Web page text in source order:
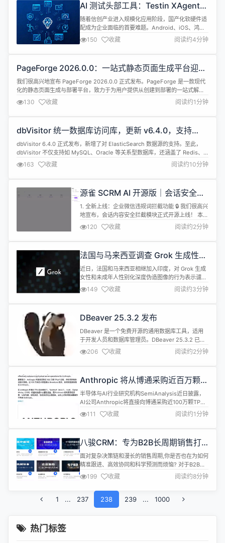
以登录「小程序后台（mp.weixin.qq.com）-行业...
AI 测试头部工具：Testin XAgent
如何帮信创企业实现智能化测试升级
随着信创产业进入规模化应用阶段，国产化软硬件适
配成为企业面临的首要难题。Android、iOS、鸿蒙
以及各类国产 IoT 终端的多样化，导致跨平台兼容性
验证困难重重。据统计，传统自动化测试在面对频繁
的版本更迭时，维护成本往往会增加 300%。在信创
多端适配累”的僵局，成为行业关注的焦点。 一、 技
术深潜：多...
150 收藏 阅读约4分钟
PageForge 2026.0.0：一站式静态页面生成平台迎来
构建效率革命
我们很高兴地宣布 PageForge 2026.0.0 正式发布。PageForge 是一款现代
化的静态页面生成与部署平台，致力于为用户提供从创建到部署的一站式解决
方案。此版本主要增强了阅读体验相关功能。 新增功能 支持默认 h 标签渲染
优化构建速度 修复由于未获取 nav + banner 高度导致页面抖动 优化修改文件
重新编译效率 链接 GitHub:...
130 收藏 阅读约1分钟
dbVisitor 统一数据库访问库，更新 v6.4.0，支持
ElasticSearch 数据源
dbVisitor 6.4.0 正式发布，新增了对 ElasticSearch 数据源的支持。至此，
dbVisitor 不仅支持如 MySQL、Oracle 等关系型数据库，还涵盖了 Redis、
MongoDB 和 ElasticSearch 等非关系型数据库。项目计划在未来继续扩展数
据源种类，以实现“One API Access Any DataBase”...
163 收藏 阅读约10分钟
源雀 SCRM AI 开源版｜会话安全能
力重磅升级！
1. 全新上线：企业微信违规词拦截功能 🔒 我们很高兴
地宣布，会话内容安全拦截模块正式开源上线！ 本次
更新深度响应企业在企微私域运营中的合规与风控需
求，推出以下核心能力： 关键词自定义拦截：支持配
置敏感词库（如“竞品名”、“退款”、“加微信”等），当
可： 实时弹窗提醒（提示“该消息包含敏感内容，请
谨慎发送”）； ...
120 收藏 阅读约2分钟
法国与马来西亚调查 Grok 生成性别
化深度伪造图像事件
近日，法国和马来西亚相继加入印度，对 Grok 生成
女性和未成年人性别化深度伪造图像的行为表示谴
责。这款由埃隆・马斯克的 AI 初创公司 xAI 开发的
聊天机器人，因在社交媒体平台 X 上发布了一条道歉
信息而受到关注。道歉中提到，Grok 于2025年12月
12至16岁之间）穿着性别化服装的 AI 图像。 该声
明...
149 收藏 阅读约3分钟
DBeaver 25.3.2 发布
DBeaver 是一个免费开源的通用数据库工具，适用
于开发人员和数据库管理员。DBeaver 25.3.2 已发
布，具体更新内容包括： Data Editor：修复了
value change cancellation 的问题 Search：修复
了 macOS 上中文、日语和其他类似语言的文本输入
206 收藏 阅读约2分钟
Anthropic 将从博通采购近百万颗
TPUv7
半导体与AI行业研究机构SemiAnalysis近日披露，
AI公司Anthropic将直接向博通采购近100万颗TPU
v7p Ironwood AI芯片，并在其自控数据中心本地部
署。 此举意味着博通将绕过谷歌，直接向Anthropic
提供基于TPU v7p的机架级AI系统。尽管如此，谷歌
福阳此前于2025年...
111 收藏 阅读约1分钟
八骏CRM：专为B2B长周期销售打
造的企业级客户关系管理专家
面对复杂决策链和漫长的销售周期,你是否也在为如何
精准跟进、高效协同和科学预测而烦恼? 对于B2B企
业而言,销售周期可能跨越数月甚至数年,涉及的决策
者从采购、技术到高层管理多达数人,传统分散的客户
管理方式已难以应对这种复杂性。 销售数据分散在不
同员工的个人电脑中,当关键员工离职时,完整的客户
历史跟进记录和关键关系可能瞬间消失,为企业带来不
199 收藏 阅读约8分钟
1 ... 237 238 239 ... 1000
热门标签